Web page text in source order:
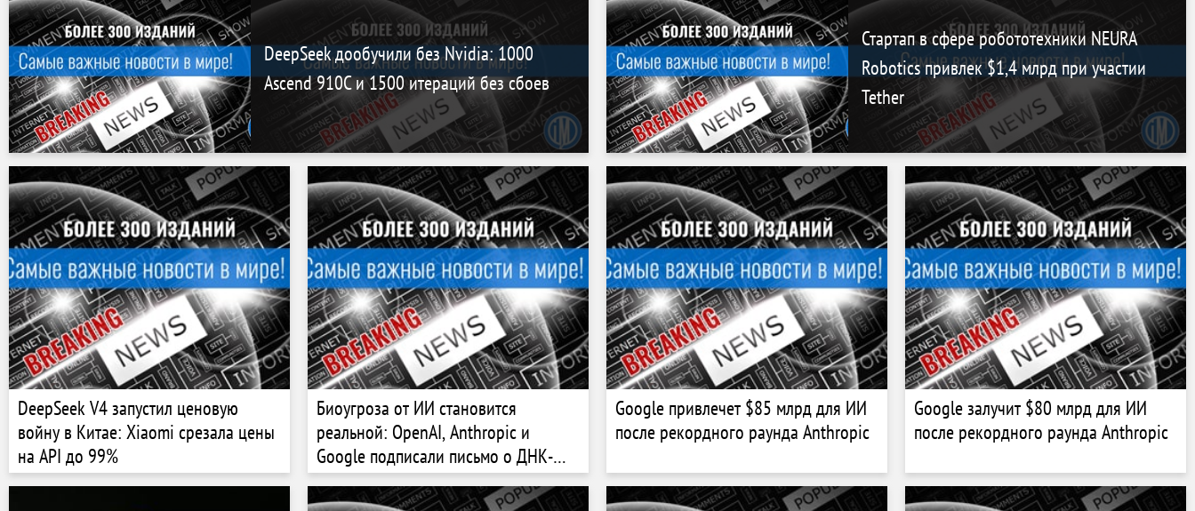
DeepSeek дообучили без Nvidia: 1000
Ascend 910C и 1500 итераций без сбоев
Стартап в сфере робототехники NEURA
Robotics привлек $1,4 млрд при участии
Tether
DeepSeek V4 запустил ценовую
войну в Китае: Xiaomi срезала цены
на API до 99%
Биоугроза от ИИ становится
реальной: OpenAI, Anthropic и
Google подписали письмо о ДНК-
скрининге
Google привлечет $85 млрд для ИИ
после рекордного раунда Anthropic
Google залучит $80 млрд для ИИ
после рекордного раунда Anthropic